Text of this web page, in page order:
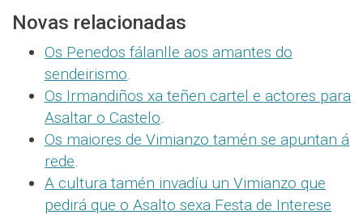
Novas relacionadas
Os Penedos fálanlle aos amantes do
sendeirismo.
Os Irmandiños xa teñen cartel e actores para
Asaltar o Castelo.
Os maiores de Vimianzo tamén se apuntan á
rede.
A cultura tamén invadíu un Vimianzo que
pedirá que o Asalto sexa Festa de Interese